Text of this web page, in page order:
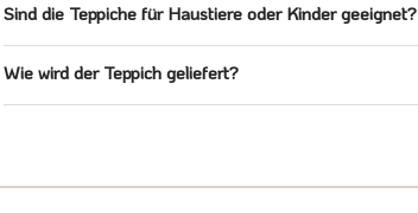
Sind die Teppiche für Haustiere oder Kinder geeignet?
Wie wird der Teppich geliefert?